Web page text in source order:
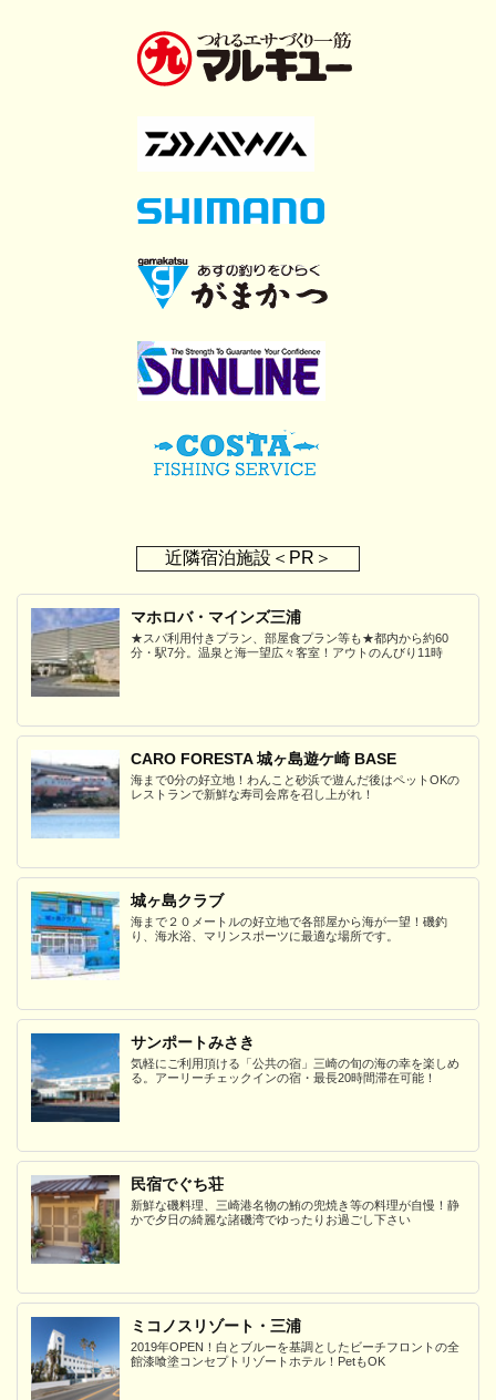
近隣宿泊施設＜PR＞
マホロバ・マインズ三浦
★スパ利用付きプラン、部屋食プラン等も★都内から約60
分・駅7分。温泉と海一望広々客室！アウトのんびり11時
CARO FORESTA 城ヶ島遊ケ崎 BASE
海まで0分の好立地！わんこと砂浜で遊んだ後はペットOKの
レストランで新鮮な寿司会席を召し上がれ！
城ヶ島クラブ
海まで２０メートルの好立地で各部屋から海が一望！磯釣
り、海水浴、マリンスポーツに最適な場所です。
サンポートみさき
気軽にご利用頂ける「公共の宿」三崎の旬の海の幸を楽しめ
る。アーリーチェックインの宿・最長20時間滞在可能！
民宿でぐち荘
新鮮な磯料理、三崎港名物の鮪の兜焼き等の料理が自慢！静
かで夕日の綺麗な諸磯湾でゆったりお過ごし下さい
ミコノスリゾート・三浦
2019年OPEN！白とブルーを基調としたビーチフロントの全
館漆喰塗コンセプトリゾートホテル！PetもOK